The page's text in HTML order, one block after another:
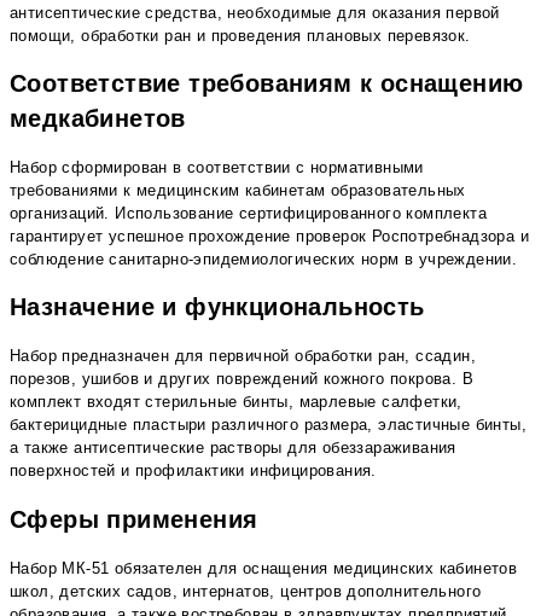
антисептические средства, необходимые для оказания первой
помощи, обработки ран и проведения плановых перевязок.
Соответствие требованиям к оснащению
медкабинетов
Набор сформирован в соответствии с нормативными
требованиями к медицинским кабинетам образовательных
организаций. Использование сертифицированного комплекта
гарантирует успешное прохождение проверок Роспотребнадзора и
соблюдение санитарно-эпидемиологических норм в учреждении.
Назначение и функциональность
Набор предназначен для первичной обработки ран, ссадин,
порезов, ушибов и других повреждений кожного покрова. В
комплект входят стерильные бинты, марлевые салфетки,
бактерицидные пластыри различного размера, эластичные бинты,
а также антисептические растворы для обеззараживания
поверхностей и профилактики инфицирования.
Сферы применения
Набор МК-51 обязателен для оснащения медицинских кабинетов
школ, детских садов, интернатов, центров дополнительного